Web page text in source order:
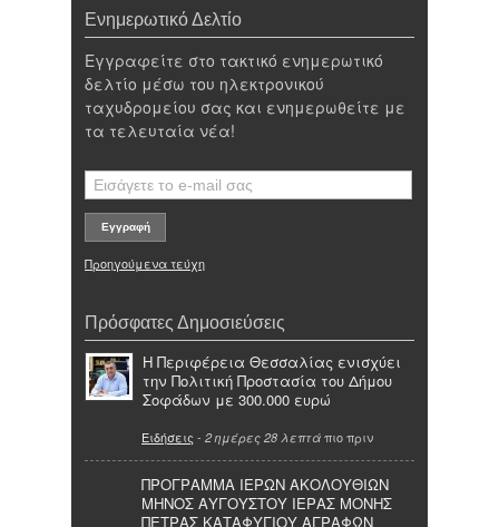
Ενημερωτικό Δελτίο
Εγγραφείτε στο τακτικό ενημερωτικό
δελτίο μέσω του ηλεκτρονικού
ταχυδρομείου σας και ενημερωθείτε με
τα τελευταία νέα!
Προηγούμενα τεύχη
Πρόσφατες Δημοσιεύσεις
Η Περιφέρεια Θεσσαλίας ενισχύει
την Πολιτική Προστασία του Δήμου
Σοφάδων με 300.000 ευρώ
Ειδήσεις - 2 ημέρες 28 λεπτά πιο πριν
ΠΡΟΓΡΑΜΜΑ ΙΕΡΩΝ ΑΚΟΛΟΥΘΙΩΝ
ΜΗΝΟΣ ΑΥΓΟΥΣΤΟΥ ΙΕΡΑΣ ΜΟΝΗΣ
ΠΕΤΡΑΣ ΚΑΤΑΦΥΓΙΟΥ ΑΓΡΑΦΩΝ